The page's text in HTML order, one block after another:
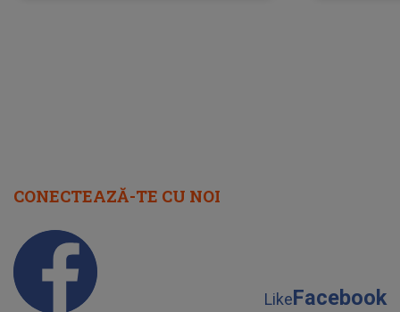
CONECTEAZĂ-TE CU NOI
LikeFacebook